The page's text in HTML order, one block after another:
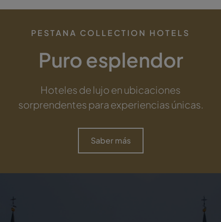
PESTANA COLLECTION HOTELS
Puro esplendor
Hoteles de lujo en ubicaciones
sorprendentes para experiencias únicas.
Saber más